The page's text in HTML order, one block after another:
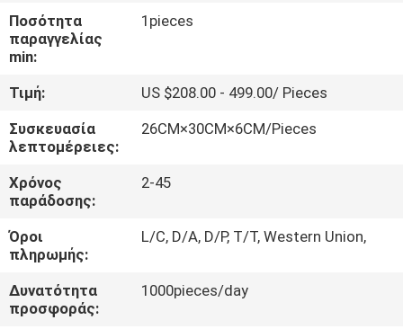
ΠΟΙΟΤΙΚΌΣ
ΈΛΕΓΧΟΣ
ΜΑΣ
ΕΛΆΤΕ
ΣΕ
ΕΠΑΦΉ
ΜΕ
ΝΈΑ
Ποσότητα
παραγγελίας
min:
1pieces
Τιμή:
US $208.00 - 499.00/ Pieces
Συσκευασία
λεπτομέρειες:
26CM×30CM×6CM/Pieces
Χρόνος
παράδοσης:
2-45
Όροι
πληρωμής:
L/C, D/A, D/P, T/T, Western Union,
Δυνατότητα
προσφοράς:
1000pieces/day